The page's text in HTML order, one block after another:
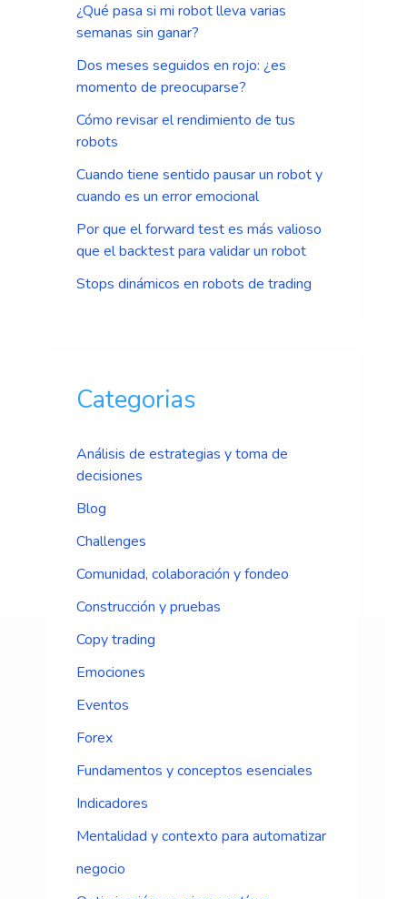
¿Qué pasa si mi robot lleva varias
semanas sin ganar?
Dos meses seguidos en rojo: ¿es
momento de preocuparse?
Cómo revisar el rendimiento de tus
robots
Cuando tiene sentido pausar un robot y
cuando es un error emocional
Por que el forward test es más valioso
que el backtest para validar un robot
Stops dinámicos en robots de trading
Categorias
Análisis de estrategias y toma de
decisiones
Blog
Challenges
Comunidad, colaboración y fondeo
Construcción y pruebas
Copy trading
Emociones
Eventos
Forex
Fundamentos y conceptos esenciales
Indicadores
Mentalidad y contexto para automatizar
negocio